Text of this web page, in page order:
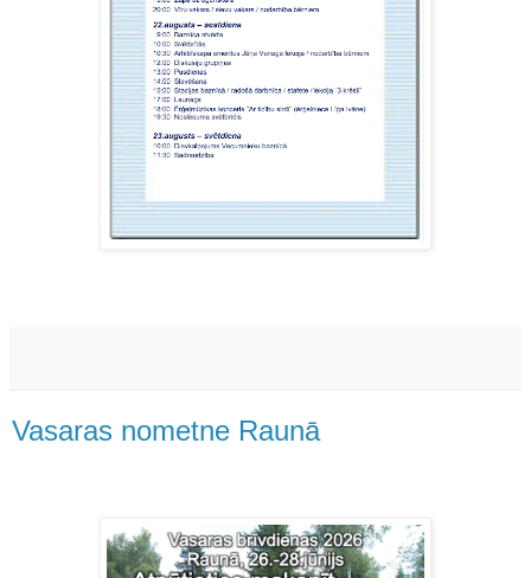
Vasaras nometne Raunā